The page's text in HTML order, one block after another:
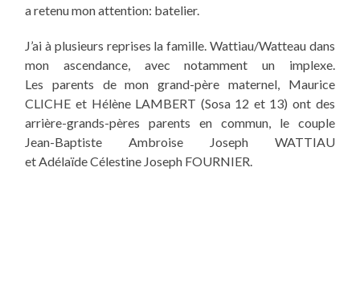
a retenu mon attention: batelier.
J’ai à plusieurs reprises la famille. Wattiau/Watteau dans
mon ascendance, avec notamment un implexe.
Les parents de mon grand-père maternel, Maurice
CLICHE et Hélène LAMBERT (Sosa 12 et 13) ont des
arrière-grands-pères parents en commun, le couple
Jean-Baptiste Ambroise Joseph WATTIAU
et Adélaïde Célestine Joseph FOURNIER.